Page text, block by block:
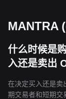
MANTRA
什么时候是
入还是卖出
在决定买入还是卖
期交易者和短期交